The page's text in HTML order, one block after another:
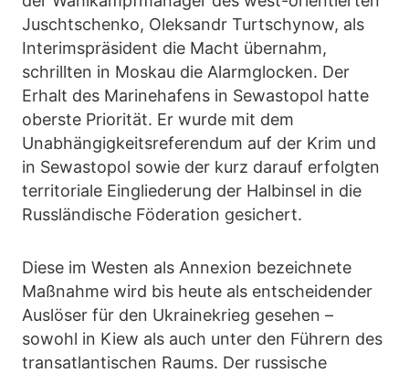
Juschtschenko, Oleksandr Turtschynow, als
Interimspräsident die Macht übernahm,
schrillten in Moskau die Alarmglocken. Der
Erhalt des Marinehafens in Sewastopol hatte
oberste Priorität. Er wurde mit dem
Unabhängigkeitsreferendum auf der Krim und
in Sewastopol sowie der kurz darauf erfolgten
territoriale Eingliederung der Halbinsel in die
Russländische Föderation gesichert.
Diese im Westen als Annexion bezeichnete
Maßnahme wird bis heute als entscheidender
Auslöser für den Ukrainekrieg gesehen –
sowohl in Kiew als auch unter den Führern des
transatlantischen Raums. Der russische